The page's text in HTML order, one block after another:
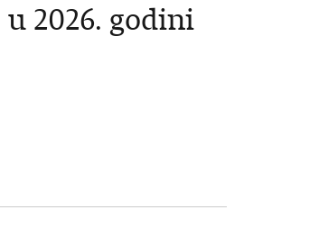
2026. godini